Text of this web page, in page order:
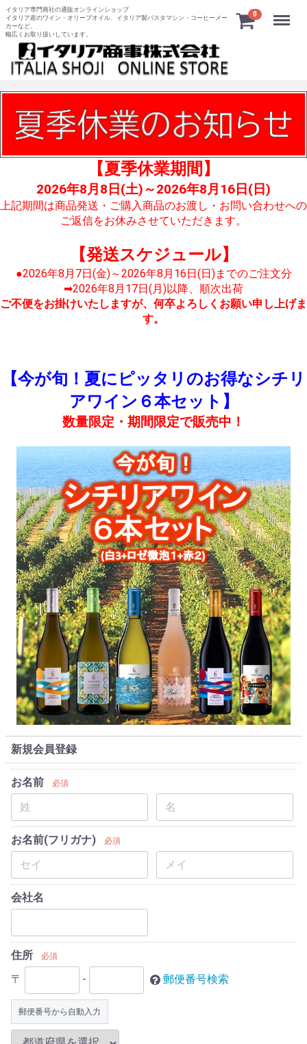
イタリア専門商社の通販オンラインショップ
イタリア産のワイン・オリーブオイル、イタリア製パスタマシン・コーヒーメー
カーなど、
幅広くお取り扱いしています。
0 Menu
【夏季休業期間】
2026年8月8日(土)～2026年8月16日(日)
上記期間は商品発送・ご購入商品のお渡し・お問い合わせへの
ご返信をお休みさせていただきます。
【発送スケジュール】
●2026年8月7日(金)～2026年8月16日(日)までのご注文分
➡2026年8月17日(月)以降、順次出荷
ご不便をお掛けいたしますが、何卒よろしくお願い申し上げま
す。
【今が旬！夏にピッタリのお得なシチリ
アワイン６本セット】
数量限定・期間限定で販売中！
新規会員登録
お名前 必須
お名前(フリガナ) 必須
会社名
住所 必須
〒 - 郵便番号検索
郵便番号から自動入力